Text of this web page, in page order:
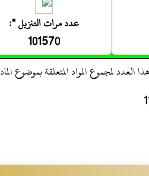
عدد مرات التنزيل *:
101570